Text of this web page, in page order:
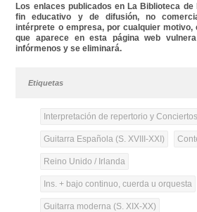
Los enlaces publicados en La Biblioteca
fin educativo y de difusión, no
intérprete o empresa, por cualquier motivo,
que aparece en esta página web
infórmenos y se eliminará.
Etiquetas
Interpretación de repertorio y Conciertos
Guitarra Española (S. XVIII-XXI)
Reino Unido / Irlanda
Ins. + bajo continuo, cuerda u orquesta
Guitarra moderna (S. XIX-XX)